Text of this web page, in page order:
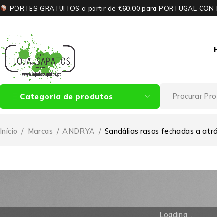
PORTES GRATUITOS a partir de €60.00 para PORTUGAL
Categoria de produtos
Início / Marcas / ANDRYA / Sandálias rasas fechadas a
Loading...